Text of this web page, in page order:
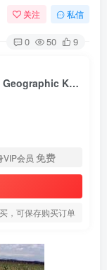
关注 私信
0 50 9
自然纪录片《国家地理 袋鼠骚动 National Geographic Kangaroo Kaos》下载
VIP会员 免费
，可保存购买订单